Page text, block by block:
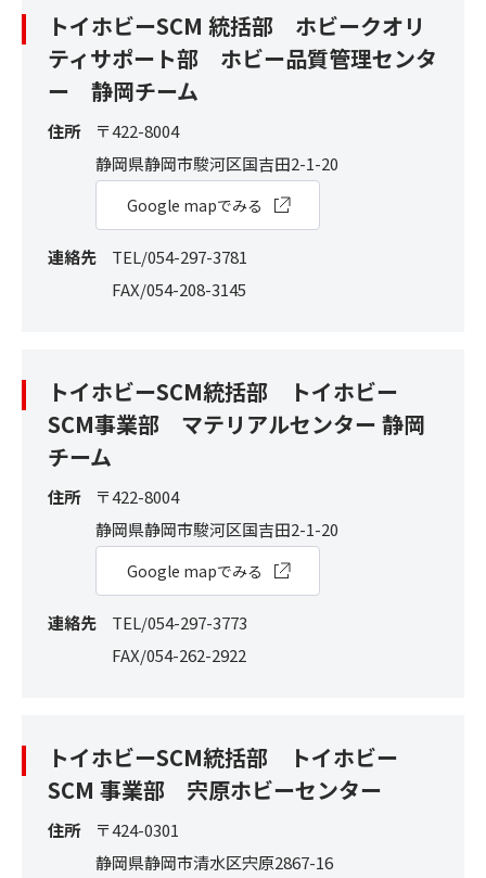
トイホビーSCM 統括部 ホビークオリ
ティサポート部 ホビー品質管理センタ
ー 静岡チーム
住所
〒422-8004
静岡県静岡市駿河区国吉田2-1-20
Google mapでみる
連絡先
TEL/054-297-3781
FAX/054-208-3145
トイホビーSCM統括部 トイホビー
SCM事業部 マテリアルセンター 静岡
チーム
住所
〒422-8004
静岡県静岡市駿河区国吉田2-1-20
Google mapでみる
連絡先
TEL/054-297-3773
FAX/054-262-2922
トイホビーSCM統括部 トイホビー
SCM 事業部 宍原ホビーセンター
住所
〒424-0301
静岡県静岡市清水区宍原2867-16